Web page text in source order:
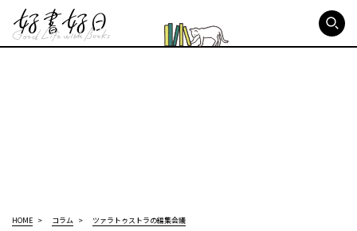
HOME コラム ツァラトゥストラの編集会議